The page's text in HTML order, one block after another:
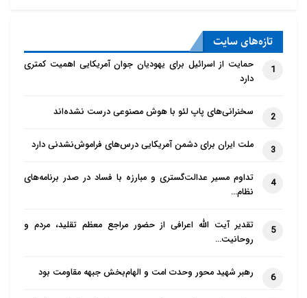
تازه‌‌های سایت
1
حمایت از اسرائیل برای یهودیان جوان آمریکایی اهمیت کمتری
دارد
2 سخنرانی‌های پاپ لئو با هوش مصنوعی درست نشده‌اند
3 ملت ایران برای دشمن آمریکایی درس‌های فراموش‌نشدنی دارد
4
تداوم مسیر عدالت‌گستری و مبارزه با فساد در صدر برنامه‌های
نظام…
5
تقدیر آیت الله اعرافی از حضور مراجع معظم تقلید، مردم و
روحانیت…
6 رهبر شهید محور وحدت امت و الهام‌بخش جبهه مقاومت بود